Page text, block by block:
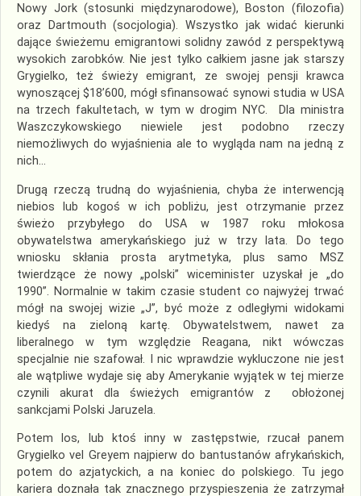
Nowy Jork (stosunki międzynarodowe), Boston (filozofia)
oraz Dartmouth (socjologia). Wszystko jak widać kierunki
dające świeżemu emigrantowi solidny zawód z perspektywą
wysokich zarobków. Nie jest tylko całkiem jasne jak starszy
Grygielko, też świeży emigrant, ze swojej pensji krawca
wynoszącej $18’600, mógł sfinansować synowi studia w USA
na trzech fakultetach, w tym w drogim NYC. Dla ministra
Waszczykowskiego niewiele jest podobno rzeczy
niemożliwych do wyjaśnienia ale to wygląda nam na jedną z
nich…
Drugą rzeczą trudną do wyjaśnienia, chyba że interwencją
niebios lub kogoś w ich pobliżu, jest otrzymanie przez
świeżo przybyłego do USA w 1987 roku młokosa
obywatelstwa amerykańskiego już w trzy lata. Do tego
wniosku skłania prosta arytmetyka, plus samo MSZ
twierdzące że nowy „polski” wiceminister uzyskał je „do
1990”. Normalnie w takim czasie student co najwyżej trwać
mógł na swojej wizie „J”, być może z odległymi widokami
kiedyś na zieloną kartę. Obywatelstwem, nawet za
liberalnego w tym względzie Reagana, nikt wówczas
specjalnie nie szafował. I nic wprawdzie wykluczone nie jest
ale wątpliwe wydaje się aby Amerykanie wyjątek w tej mierze
czynili akurat dla świeżych emigrantów z obłożonej
sankcjami Polski Jaruzela.
Potem los, lub ktoś inny w zastępstwie, rzucał panem
Grygielko vel Greyem najpierw do bantustanów afrykańskich,
potem do azjatyckich, a na koniec do polskiego. Tu jego
kariera doznała tak znacznego przyspieszenia że zatrzymał